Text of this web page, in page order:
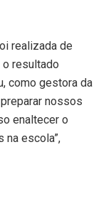
realizada de
resultado
como gestora da
nossos
enaltecer o
na escola”,